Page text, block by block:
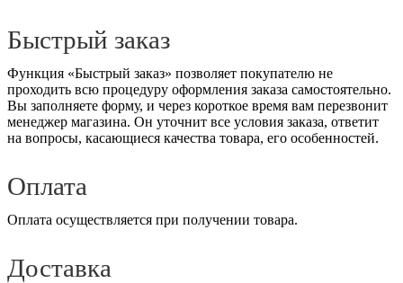
Быстрый заказ
Функция «Быстрый заказ» позволяет покупателю не
проходить всю процедуру оформления заказа самостоятельно.
Вы заполняете форму, и через короткое время вам перезвонит
менеджер магазина. Он уточнит все условия заказа, ответит
на вопросы, касающиеся качества товара, его особенностей.
Оплата
Оплата осуществляется при получении товара.
Доставка